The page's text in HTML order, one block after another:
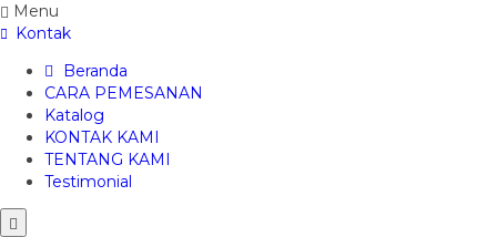
Menu
Kontak
Beranda
CARA PEMESANAN
Katalog
KONTAK KAMI
TENTANG KAMI
Testimonial